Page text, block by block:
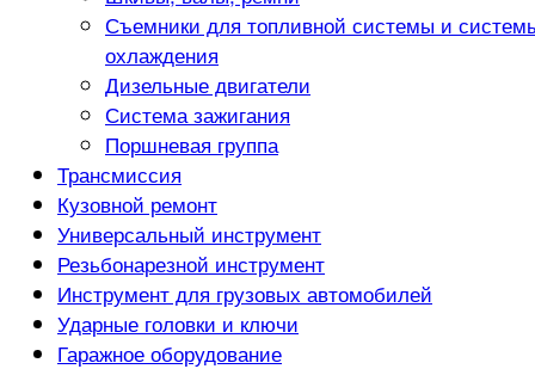
Съемники для топливной системы и
охлаждения
Дизельные двигатели
Система зажигания
Поршневая группа
Трансмиссия
Кузовной ремонт
Универсальный инструмент
Резьбонарезной инструмент
Инструмент для грузовых автомобилей
Ударные головки и ключи
Гаражное оборудование